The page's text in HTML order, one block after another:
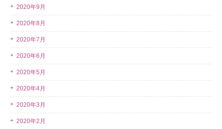
2020年9月
2020年8月
2020年7月
2020年6月
2020年5月
2020年4月
2020年3月
2020年2月